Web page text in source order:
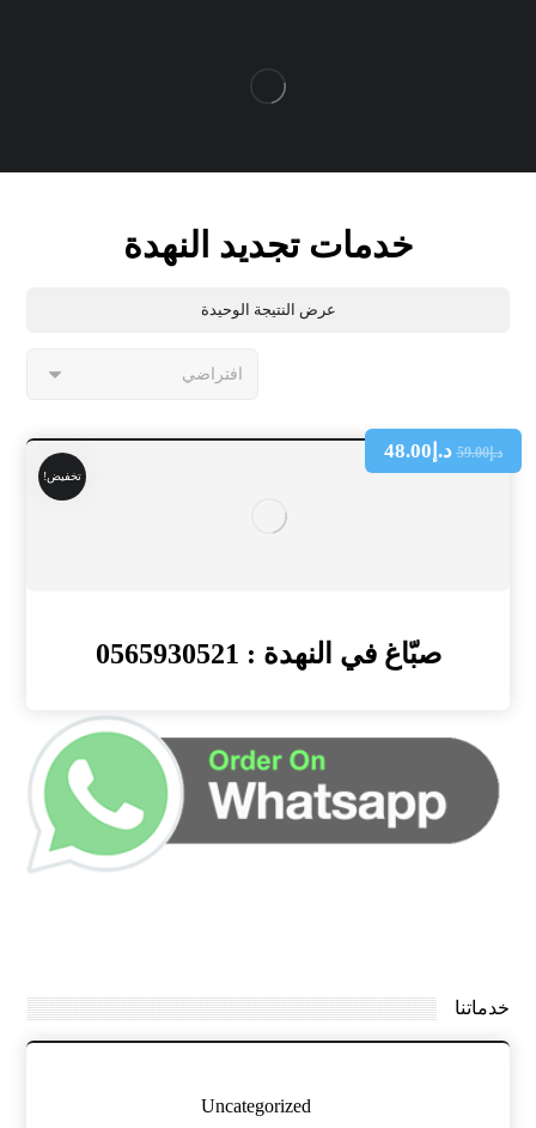
خدمات تجديد النهدة
عرض النتيجة الوحيدة
تخفيض!
صبّاغ في النهدة : 0565930521
د.إ59.00 د.إ 48.00
خدماتنا
Uncategorized